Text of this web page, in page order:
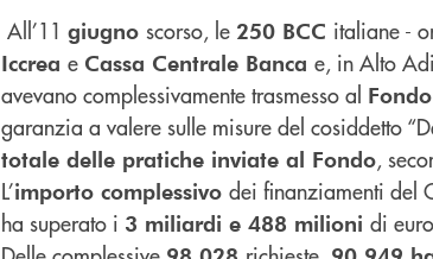
All’11 giugno scorso, le 250 BCC italiane -
Iccrea e Cassa Centrale Banca e, in Alto
avevano complessivamente trasmesso al
garanzia a valere sulle misure del cosiddetto
totale delle pratiche inviate al Fondo,
L’importo complessivo dei finanziamenti del
ha superato i 3 miliardi e 488 milioni di